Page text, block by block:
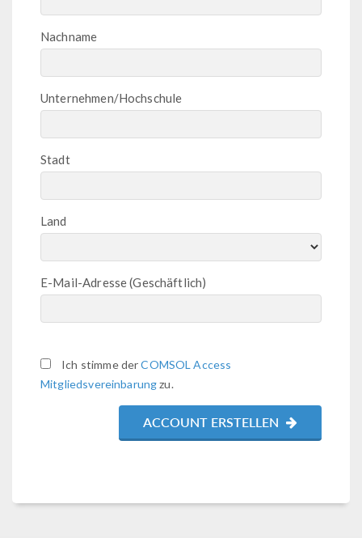
Nachname
Unternehmen/Hochschule
Stadt
Land
E-Mail-Adresse (Geschäftlich)
Ich stimme derCOMSOL Access
Mitgliedsvereinbarungzu.
ACCOUNT ERSTELLEN